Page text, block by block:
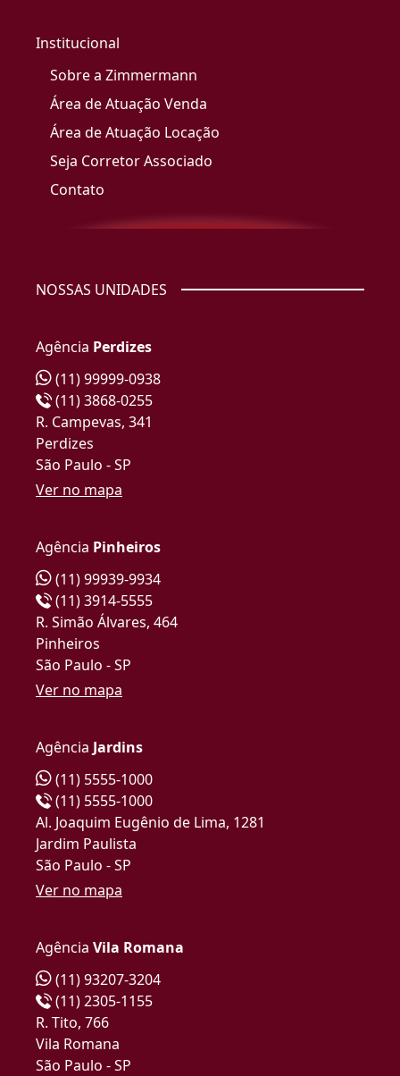
Institucional
Sobre a Zimmermann
Área de Atuação Venda
Área de Atuação Locação
Seja Corretor Associado
Contato
NOSSAS UNIDADES
Agência Perdizes
(11) 99999-0938
(11) 3868-0255
R. Campevas, 341
Perdizes
São Paulo - SP
Ver no mapa
Agência Pinheiros
(11) 99939-9934
(11) 3914-5555
R. Simão Álvares, 464
Pinheiros
São Paulo - SP
Ver no mapa
Agência Jardins
(11) 5555-1000
(11) 5555-1000
Al. Joaquim Eugênio de Lima, 1281
Jardim Paulista
São Paulo - SP
Ver no mapa
Agência Vila Romana
(11) 93207-3204
(11) 2305-1155
R. Tito, 766
Vila Romana
São Paulo - SP